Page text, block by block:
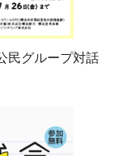
民グループ対話